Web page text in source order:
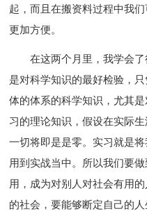
起，而且在搬资料过程中我
更加方便。
在这两个月里，我学会
是对科学知识的最好检验，
体的体系的科学知识，尤其
习的理论知识，假设在实际
一切将即是是零。实习就是
用到实战当中。所以我们要
用，成为对别人对社会有用
的社会，要能够断定自己的